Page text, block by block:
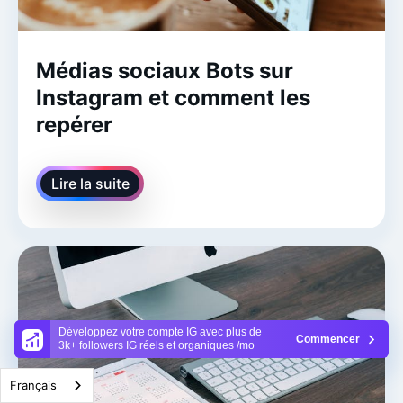
Développez votre compte IG avec plus de
3k+ followers IG réels et organiques /mo
Commencer
Médias sociaux Bots sur
Instagram et comment les
repérer
Lire la suite
Français